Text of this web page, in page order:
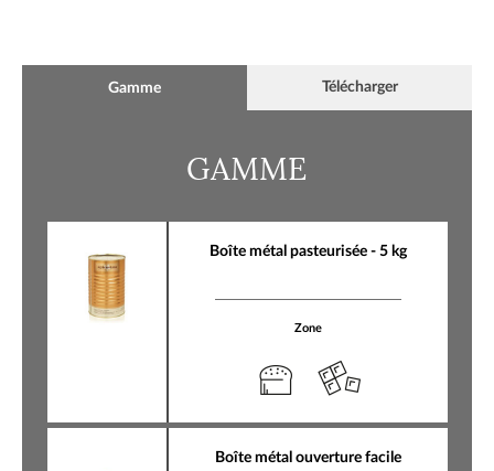
Gamme Télécharger
GAMME
Boîte métal pasteurisée - 5 kg
Zone
Boîte métal ouverture facile